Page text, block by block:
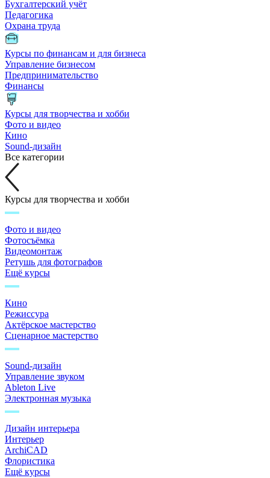
Бухгалтерский учёт
Педагогика
Охрана труда
Курсы по финансам и для бизнеса
Управление бизнесом
Предпринимательство
Финансы
Курсы для творчества и хобби
Фото и видео
Кино
Sound-дизайн
Все категории
Курсы для творчества и хобби
Фото и видео
Фотосъёмка
Видеомонтаж
Ретушь для фотографов
Ещё курсы
Кино
Режиссура
Актёрское мастерство
Сценарное мастерство
Sound-дизайн
Управление звуком
Ableton Live
Электронная музыка
Дизайн интерьера
Интерьер
ArchiCAD
Флористика
Ещё курсы